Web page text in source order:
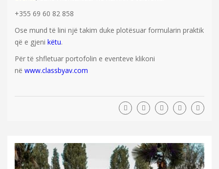
+355 69 60 82 858
Ose mund të lini një takim duke plotësuar formularin praktik
që e gjeni këtu.
Për të shfletuar portofolin e eventeve klikoni
në www.classbyav.com